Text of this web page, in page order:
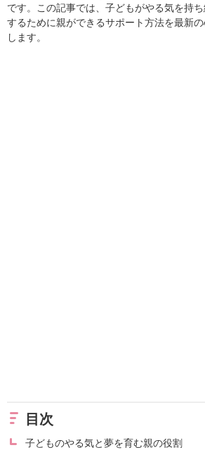
です。この記事では、子どもがやる気を持
するために親ができるサポート方法を最新
します。
目次
子どものやる気と夢を育む親の役割